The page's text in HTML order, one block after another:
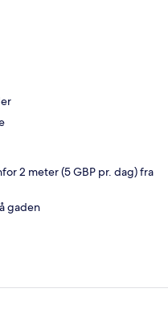
2 meter (5 GBP pr. dag) fra
gaden